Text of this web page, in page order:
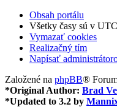
Obsah portálu
Všetky časy sú v
Vymazať cookies
Realizačný tím
Napísať
Založené na phpBB®
*Original Author: Brad
*Updated to 3.2 by